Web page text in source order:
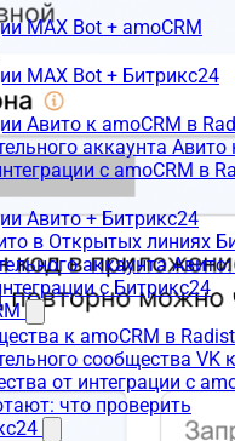
MAX Bot + amoCRM
MAX Bot + Битрикс24
Авито к amoCRM в
аккаунта Авито
с amoCRM в
Авито + Битрикс24
в Открытых линиях
аккаунта
с Битрикс24
к amoCRM в
сообщества VK
от интеграции с
что проверить